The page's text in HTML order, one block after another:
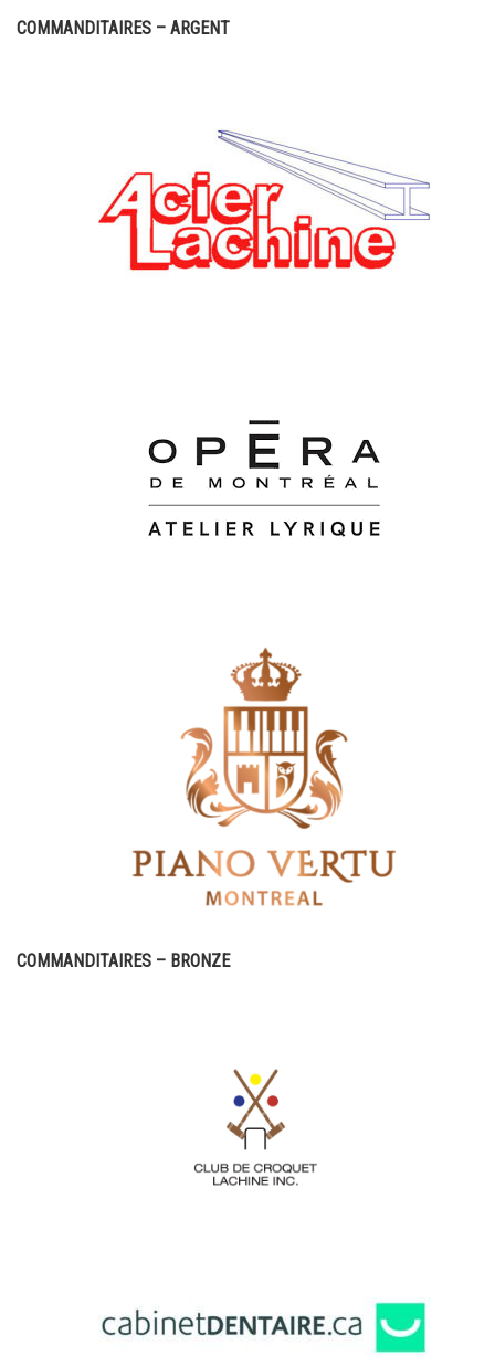
COMMANDITAIRES – ARGENT
COMMANDITAIRES – BRONZE